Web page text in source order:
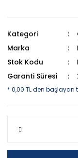
Kategori
Marka
Stok Kodu
Garanti Süresi
* 0,00 TL den başlayan